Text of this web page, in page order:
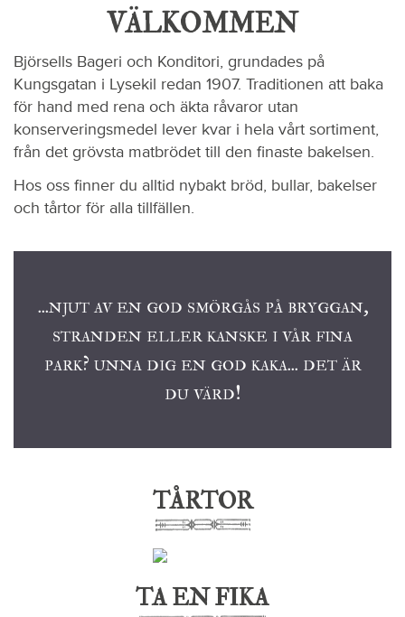
VÄLKOMMEN
Björsells Bageri och Konditori, grundades på
Kungsgatan i Lysekil redan 1907. Traditionen att baka
för hand med rena och äkta råvaror utan
konserveringsmedel lever kvar i hela vårt sortiment,
från det grövsta matbrödet till den finaste bakelsen.
Hos oss finner du alltid nybakt bröd, bullar, bakelser
och tårtor för alla tillfällen.
...njut av en god smörgås på bryggan,
stranden eller kanske i vår fina
park? unna dig en god kaka... det är
du värd!
TÅRTOR
TA EN FIKA